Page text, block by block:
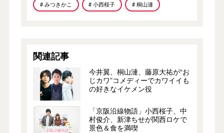
# みつきかこ # 小西桜子 # 桐山漣
関連記事
今井翼、桐山漣、藤原大祐が“お
じカワ”コメディーでカワイイも
の好きなイケメン役
「京阪沿線物語」小西桜子、中
村俊介、新津ちせが関西ロケで
景色＆食を満喫